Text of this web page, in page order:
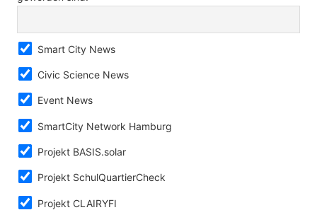
Smart City News
Civic Science News
Event News
SmartCity Network Hamburg
Projekt BASIS.solar
Projekt SchulQuartierCheck
Projekt CLAIRYFI